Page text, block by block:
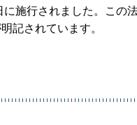
に施行されました。この
記されています。